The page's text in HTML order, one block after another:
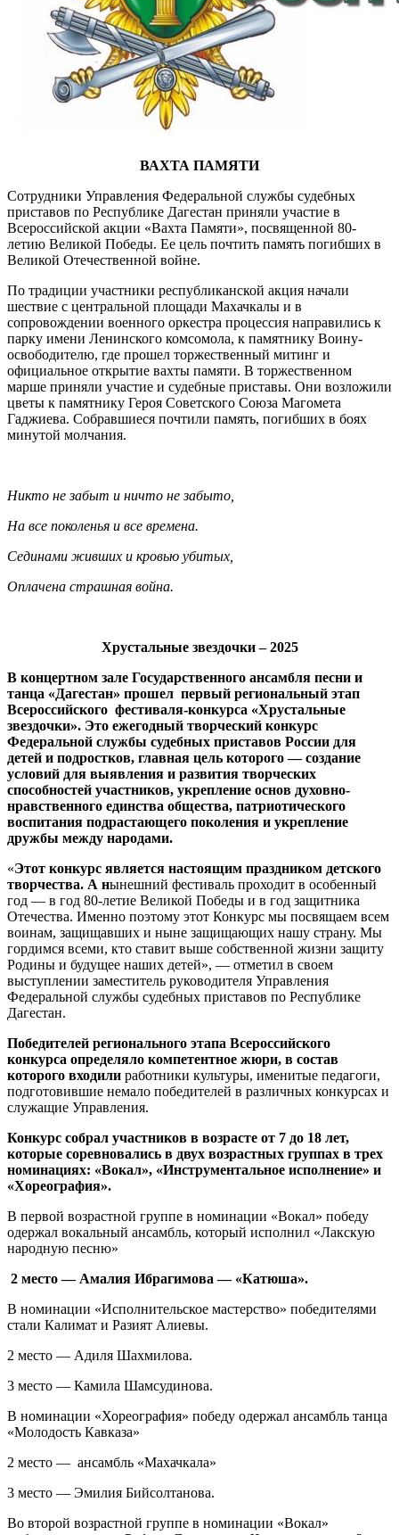
ВАХТА ПАМЯТИ
Сотрудники Управления Федеральной службы судебных
приставов по Республике Дагестан приняли участие в
Всероссийской акции «Вахта Памяти», посвященной 80-
летию Великой Победы. Ее цель почтить память погибших в
Великой Отечественной войне.
По традиции участники республиканской акция начали
шествие с центральной площади Махачкалы и в
сопровождении военного оркестра процессия направились к
парку имени Ленинского комсомола, к памятнику Воину-
освободителю, где прошел торжественный митинг и
официальное открытие вахты памяти. В торжественном
марше приняли участие и судебные приставы. Они возложили
цветы к памятнику Героя Советского Союза Магомета
Гаджиева. Собравшиеся почтили память, погибших в боях
минутой молчания.
Никто не забыт и ничто не забыто,
На все поколенья и все времена.
Сединами живших и кровью убитых,
Оплачена страшная война.
Хрустальные звездочки – 2025
В концертном зале Государственного ансамбля песни и
танца «Дагестан» прошел первый региональный этап
Всероссийского фестиваля-конкурса «Хрустальные
звездочки». Это ежегодный творческий конкурс
Федеральной службы судебных приставов России для
детей и подростков, главная цель которого — создание
условий для выявления и развития творческих
способностей участников, укрепление основ духовно-
нравственного единства общества, патриотического
воспитания подрастающего поколения и укрепление
дружбы между народами.
«Этот конкурс является настоящим праздником детского
творчества. А нынешний фестиваль проходит в особенный
год — в год 80-летие Великой Победы и в год защитника
Отечества. Именно поэтому этот Конкурс мы посвящаем всем
воинам, защищавших и ныне защищающих нашу страну. Мы
гордимся всеми, кто ставит выше собственной жизни защиту
Родины и будущее наших детей», — отметил в своем
выступлении заместитель руководителя Управления
Федеральной службы судебных приставов по Республике
Дагестан.
Победителей регионального этапа Всероссийского
конкурса определяло компетентное жюри, в состав
которого входили работники культуры, именитые педагоги,
подготовившие немало победителей в различных конкурсах и
служащие Управления.
Конкурс собрал участников в возрасте от 7 до 18 лет,
которые соревновались в двух возрастных группах в трех
номинациях: «Вокал», «Инструментальное исполнение» и
«Хореография».
В первой возрастной группе в номинации «Вокал» победу
одержал вокальный ансамбль, который исполнил «Лакскую
народную песню»
2 место — Амалия Ибрагимова — «Катюша».
В номинации «Исполнительское мастерство» победителями
стали Калимат и Разият Алиевы.
2 место — Адиля Шахмилова.
3 место — Камила Шамсудинова.
В номинации «Хореография» победу одержал ансамбль танца
«Молодость Кавказа»
2 место — ансамбль «Махачкала»
3 место — Эмилия Бийсолтанова.
Во второй возрастной группе в номинации «Вокал»